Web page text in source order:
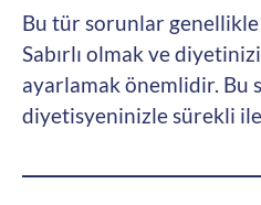
Bu tür sorunlar
Sabırlı olmak ve
ayarlamak önemlidir. Bu
diyetisyeninizle sürekli